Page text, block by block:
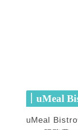
｜uMeal
uMeal